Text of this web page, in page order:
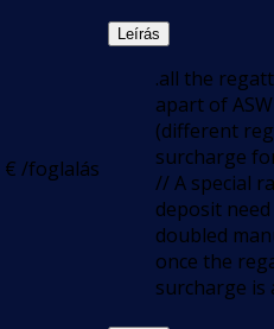
€ /foglalás
Leírás
.all the
apart of ASW
(different
surcharge
// A special
deposit
doubled
once the
surcharge is